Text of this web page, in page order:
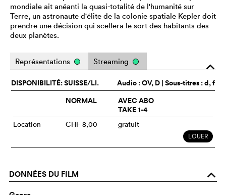
mondiale ait anéanti la quasi-totalité de l'humanité sur
Terre, un astronaute d'élite de la colonie spatiale Kepler doit
prendre une décision qui scellera le sort des habitants des
deux planètes.
o
Représentations Streaming
Audio :OV, D | Sous-titres : d, f
DISPONIBILITÉ: SUISSE/LI.
NORMAL
AVEC ABO
TAKE 1-4
Location CHF 8,00 gratuit
LOUER
DONNÉES DU FILM o